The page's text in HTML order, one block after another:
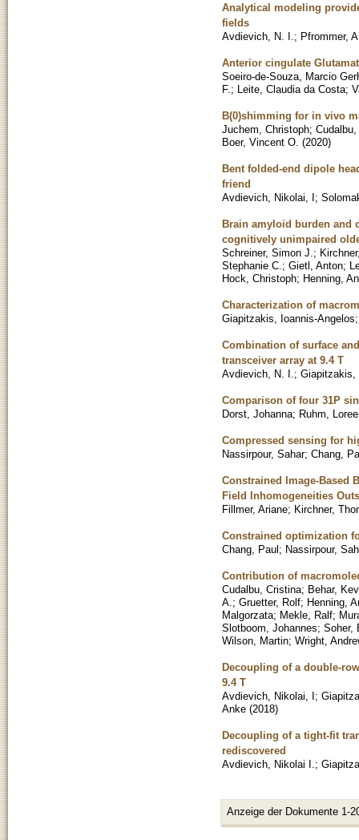
Analytical modeling
fields
Avdievich, N. I. ; Pfrommer,
Anterior cingulate
Soeiro-de-Souza, Marcio
F. ; Leite, Claudia da Costa;
B(0)shimming for in vivo
Juchem, Christoph;
Boer, Vincent O. (2020)
Bent folded-end dipole
friend
Avdievich, Nikolai, I;
Brain amyloid burden and
cognitively unimpaired
Schreiner, Simon J. ;
Stephanie C. ; Gietl, Anton;
Hock, Christoph; Henning,
Characterization of
Giapitzakis, Ioannis-Angelos
Combination of surface
transceiver array at 9.4 T
Avdievich, N. I. ; Giapitzakis,
Comparison of four 31P
Dorst, Johanna; Ruhm,
Compressed sensing for
Nassirpour, Sahar; Chang,
Constrained Image-Based
Field Inhomogeneities
Fillmer, Ariane; Kirchner,
Constrained optimization
Chang, Paul; Nassirpour,
Contribution of
Cudalbu, Cristina; Behar,
A. ; Gruetter, Rolf; Henning,
Malgorzata; Mekle, Ralf;
Slotboom, Johannes; Soher,
Wilson, Martin; Wright,
Decoupling of a double-
9.4 T
Avdievich, Nikolai, I;
Anke (2018)
Decoupling of a tight-fit
rediscovered
Avdievich, Nikolai I. ;
Anzeige der Dokumente 1-